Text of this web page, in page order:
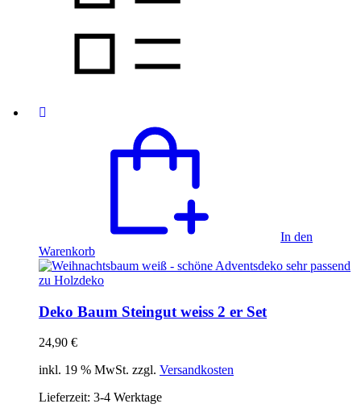
In den
Warenkorb
Deko Baum Steingut weiss 2 er Set
24,90 €
inkl. 19 % MwSt. zzgl. Versandkosten
Lieferzeit: 3-4 Werktage